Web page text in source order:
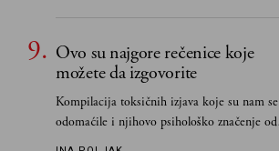
Ovo su najgore rečenice koje
možete da izgovorite
Kompilacija toksičnih izjava koje su nam se
odomaćile i njihovo psihološko značenje od